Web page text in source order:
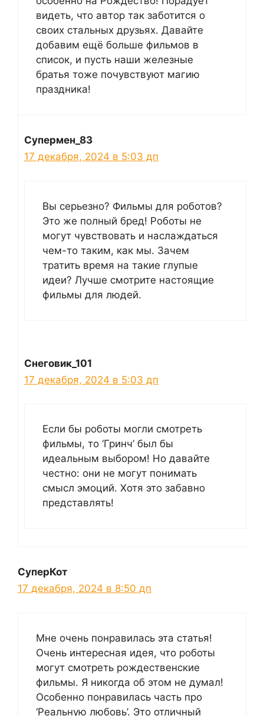
видеть, что автор так заботится о
своих стальных друзьях. Давайте
добавим ещё больше фильмов в
список, и пусть наши железные
братья тоже почувствуют магию
праздника!
Супермен_83
17 декабря, 2024 в 5:03 дп
Вы серьезно? Фильмы для роботов?
Это же полный бред! Роботы не
могут чувствовать и наслаждаться
чем-то таким, как мы. Зачем
тратить время на такие глупые
идеи? Лучше смотрите настоящие
фильмы для людей.
Снеговик_101
17 декабря, 2024 в 5:03 дп
Если бы роботы могли смотреть
фильмы, то ‘Гринч’ был бы
идеальным выбором! Но давайте
честно: они не могут понимать
смысл эмоций. Хотя это забавно
представлять!
СуперКот
17 декабря, 2024 в 8:50 дп
Мне очень понравилась эта статья!
Очень интересная идея, что роботы
могут смотреть рождественские
фильмы. Я никогда об этом не думал!
Особенно понравилась часть про
‘Реальную любовь’. Это отличный